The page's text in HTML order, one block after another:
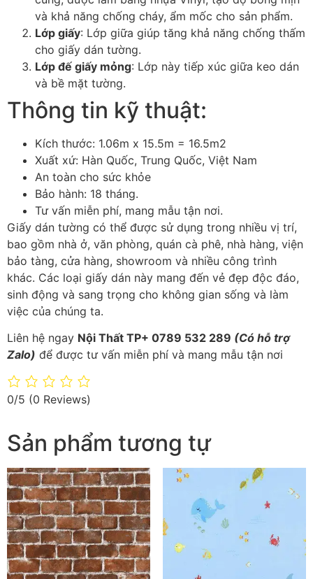
và khả năng chống cháy, ẩm mốc cho sản phẩm.
Lớp giấy: Lớp giữa giúp tăng khả năng chống thấm
cho giấy dán tường.
Lớp đế giấy mỏng: Lớp này tiếp xúc giữa keo dán
và bề mặt tường.
Thông tin kỹ thuật:
Kích thước: 1.06m x 15.5m = 16.5m2
Xuất xứ: Hàn Quốc, Trung Quốc, Việt Nam
An toàn cho sức khỏe
Bảo hành: 18 tháng.
Tư vấn miễn phí, mang mẫu tận nơi.
Giấy dán tường có thể được sử dụng trong nhiều vị trí,
bao gồm nhà ở, văn phòng, quán cà phê, nhà hàng, viện
bảo tàng, cửa hàng, showroom và nhiều công trình
khác. Các loại giấy dán này mang đến vẻ đẹp độc đáo,
sinh động và sang trọng cho không gian sống và làm
việc của chúng ta.
Liên hệ ngay Nội Thất TP+ 0789 532 289 (Có hỗ trợ
Zalo) để được tư vấn miễn phí và mang mẫu tận nơi
0/5 (0 Reviews)
Sản phẩm tương tự